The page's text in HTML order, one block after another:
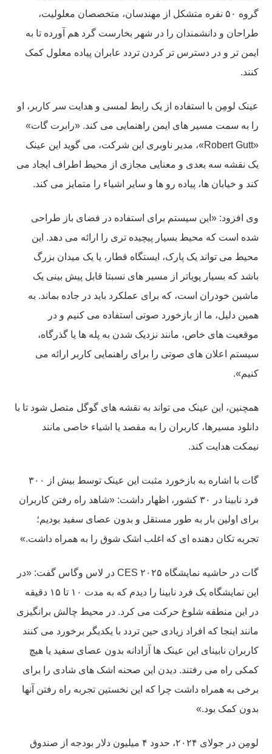
گروه ۵۰ نفره متشکل از مهندسان، متخصصان معلولیت،
طراحان و دانشمندان را در شهر بخارست گرد هم آورده تا به
ایمن تر و در دسترس تر کردن تردد عابران پیاده معلول کمک
کنند.
عینک لومِن با استفاده از یک رابط لمسی و هدایت سر کاربر، او
را به سمت مسیر های ایمن راهنمایی می کند. «رابرت گات»
«Robert Gutt»، مدیر ناوبری این شرکت، می گوید این عینک
یک نقشه سه بعدی و معنایی مجازی از محیط اطراف ایجاد می
کند و خیابان ها، پیاده رو ها و سایر اشیاء را متمایز می کند.
وی افزود: «این سیستم برای استفاده در فضای باز طراحی
شده است که محیط بسیار پیچیده تری را ارائه می دهد. این
محیط می تواند یک پارک، ایستگاه قطار، یا یک میدان بزرگ
باشد که بسیار پویاتر از مسیر های نسبتا قابل پیش بینی یک
ماشین خودران است، که برای عملکرد باید در جاده بماند. به
همین دلیل، ما از بازخورد صوتی استفاده می کنیم و در
موقعیت های خاص، مانند نزدیک شدن به پله ها یا گذرگاه،
سیستم اعلان های صوتی را برای راهنمایی کاربر ارائه می
کنیم».
همچنین، این عینک می تواند به نقشه های گوگل متصل شود تا با
دانلود مسیرها، کاربران را به مقصد یا اشیاء خاصی مانند
نیمکت هدایت کند.
گات با اشاره به بازخورد مثبت این عینک توسط بیش از ۳۰۰
فرد نابینا در ۳۰ کشور، اظهار داشت: «شاهد راه رفتن کاربران
برای اولین بار به طور مستقل و بدون عصای سفید بودیم؛
تجربه تکان دهنده ای که اغلب اشک شوق را به همراه داشت.»
گات در حاشیه نمایشگاه CES ۲۰۲۵ در لاس وگاس گفت: «در
این نمایشگاه یک فرد نابینا را دیدم که به مدت ۱۰ تا ۱۵ دقیقه
در این منطقه شلوغ حرکت می کرد. در محیط چالش برانگیزی
مانند اینجا که افراد زیادی حین تردد با یکدیگر برخورد می کنند
کاربران نابینای این عینک ها آزادانه بدون عصای سفید یا هیچ
کمکی راه می رفتند. دیدن این صحنه اشک های شادی را برای
برخی به همراه داشت چرا که این نخستین تجربه راه رفتن آنها
بدون کمک بود.»
لومِن در جولای ۲۰۲۴، حدود ۴ میلیون دلار بودجه از صندوق